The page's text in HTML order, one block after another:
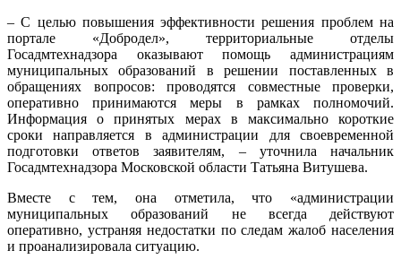
– С целью повышения эффективности решения проблем на
портале «Добродел», территориальные отделы
Госадмтехнадзора оказывают помощь администрациям
муниципальных образований в решении поставленных в
обращениях вопросов: проводятся совместные проверки,
оперативно принимаются меры в рамках полномочий.
Информация о принятых мерах в максимально короткие
сроки направляется в администрации для своевременной
подготовки ответов заявителям, – уточнила начальник
Госадмтехнадзора Московской области Татьяна Витушева.
Вместе с тем, она отметила, что «администрации
муниципальных образований не всегда действуют
оперативно, устраняя недостатки по следам жалоб населения
и проанализировала ситуацию.